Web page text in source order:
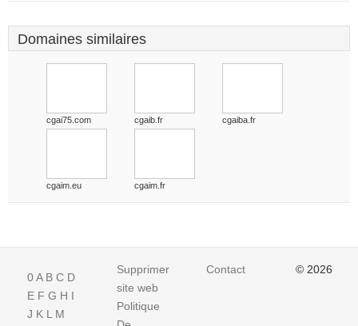
Domaines similaires
cgai75.com cgaib.fr cgaiba.fr
cgaim.eu cgaim.fr
0A B C D
E F G H I
J K L M
Supprimer
site web
Politique
Contact © 2026